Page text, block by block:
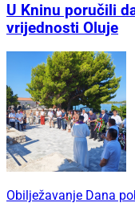
U Kninu poručili
vrijednosti Oluje
Obilježavanje Dana